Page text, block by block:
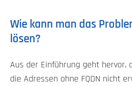
Wie kann man das
lösen?
Aus der Einführung geht hervor,
die Adressen ohne FQDN nicht